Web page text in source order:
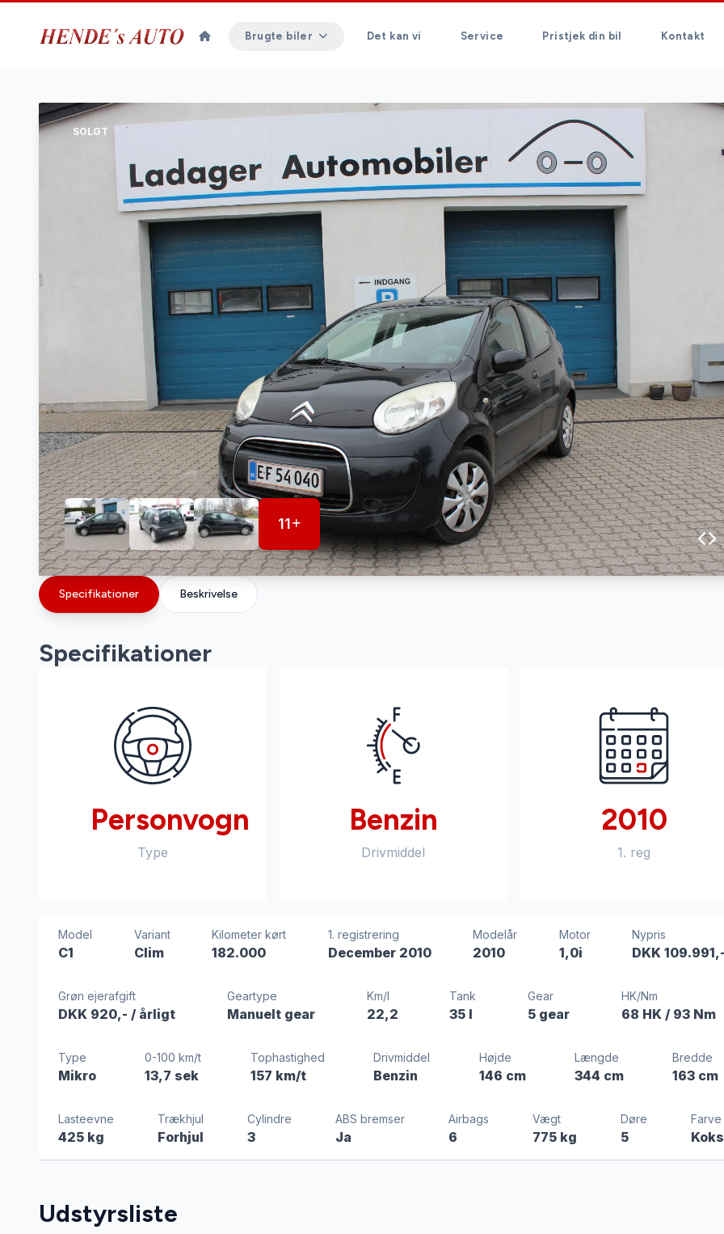
Brugte biler Det kan vi Service Pristjek din bil Kontakt
SOLGT
11
Specifikationer Beskrivelse
Specifikationer
Personvogn
Type
Benzin
Drivmiddel
2010
1. reg
Model
C1
Variant
Clim
Kilometer kørt
182.000
1. registrering
December 2010
Modelår
2010
Motor
1,0i
Nypris
DKK
Grøn ejerafgift
DKK 920,- / årligt
Geartype
Manuelt gear
Km/l
22,2
Tank
35 l
Gear
5 gear
HK/Nm
68 HK / 93 Nm
Type
Mikro
0-100 km/t
13,7 sek
Tophastighed
157 km/t
Drivmiddel
Benzin
Højde
146 cm
Længde
344 cm
Bredde
163 cm
Lasteevne
425 kg
Trækhjul
Forhjul
Cylindre
3
ABS bremser
Ja
Airbags
6
Vægt
775 kg
Døre
5
Farve
Koks
Udstyrsliste